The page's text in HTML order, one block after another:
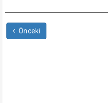
Önceki